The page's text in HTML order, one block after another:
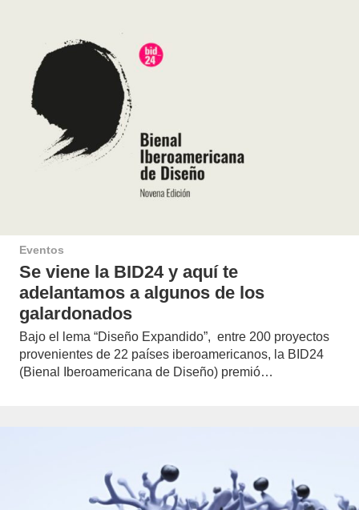
Eventos
Se viene la BID24 y aquí te
adelantamos a algunos de los
galardonados
Bajo el lema “Diseño Expandido”, entre 200 proyectos
provenientes de 22 países iberoamericanos, la BID24
(Bienal Iberoamericana de Diseño) premió…